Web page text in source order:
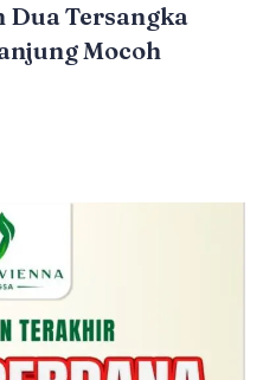
Dua Tersangka
Mocoh